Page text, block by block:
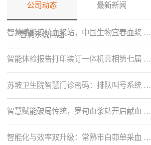
公司动态 最新新闻
智慧系统问题
智慧赋能传统血浆站，中国生物宜春血浆 …
智能体检报告打印装订一体机亮相第七届 …
苏坡卫生院智慧门诊密码：排队叫号系统 …
智慧赋能破局传统，罗甸血浆站开启献血 …
智能化与效率双升级：常熟市白茆单采血 …